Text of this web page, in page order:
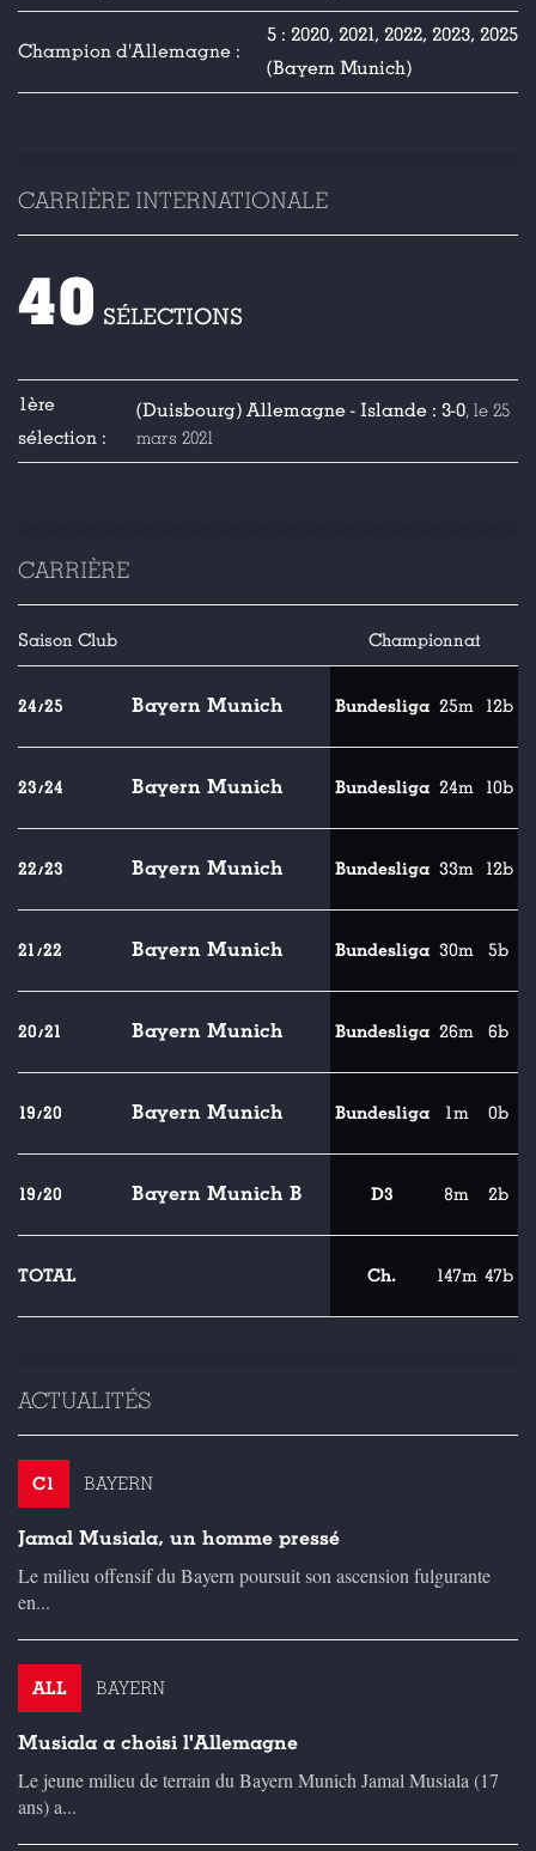
Champion d'Allemagne :
5 : 2020, 2021, 2022, 2023, 2025
(Bayern Munich)
CARRIÈRE INTERNATIONALE
40 SÉLECTIONS
1ère
sélection :
(Duisbourg) Allemagne - Islande : 3-0, le 25
mars 2021
CARRIÈRE
Saison Club Championnat
24/25 Bayern Munich Bundesliga 25m 12b
23/24 Bayern Munich Bundesliga 24m 10b
22/23 Bayern Munich Bundesliga 33m 12b
21/22 Bayern Munich Bundesliga 30m 5b
20/21 Bayern Munich Bundesliga 26m 6b
19/20 Bayern Munich Bundesliga 1m 0b
19/20 Bayern Munich B D3 8m 2b
TOTAL Ch. 147m 47b
ACTUALITÉS
C1 BAYERN
Jamal Musiala, un homme pressé
Le milieu offensif du Bayern poursuit son ascension fulgurante
en...
ALL BAYERN
Musiala a choisi l'Allemagne
Le jeune milieu de terrain du Bayern Munich Jamal Musiala (17
ans) a...